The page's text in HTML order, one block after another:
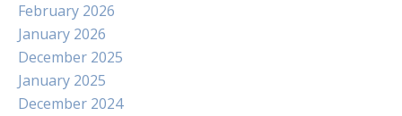
February 2026
January 2026
December 2025
January 2025
December 2024